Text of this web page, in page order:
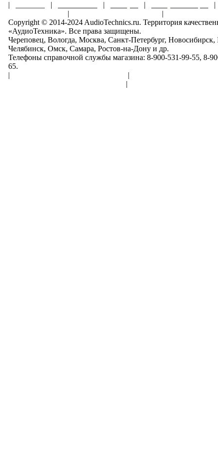
| | | |
|
|
Copyright © 2014-2024 AudioTechnics.ru. Территория
«АудиоТехника». Все права защищены.
Череповец, Вологда, Москва, Санкт-Петербург,
Челябинск, Омск, Самара, Ростов-на-Дону и др.
Телефоны справочной службы магазина: 8-900-531-99-55, 8-
65.
|
|
|